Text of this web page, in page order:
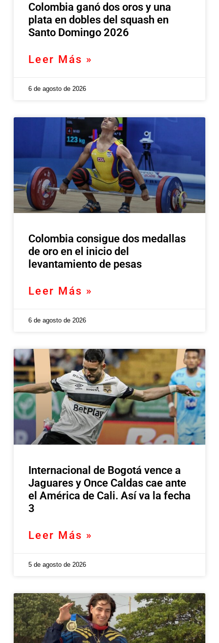
Colombia ganó dos oros y una
plata en dobles del squash en
Santo Domingo 2026
Leer Más »
6 de agosto de 2026
Colombia consigue dos medallas
de oro en el inicio del
levantamiento de pesas
Leer Más »
6 de agosto de 2026
Internacional de Bogotá vence a
Jaguares y Once Caldas cae ante
el América de Cali. Así va la fecha
3
Leer Más »
5 de agosto de 2026